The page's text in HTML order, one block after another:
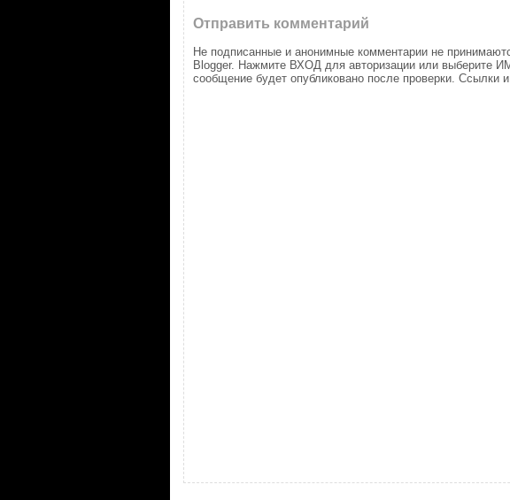
Отправить комментарий
Не подписанные и анонимные комментарии не
Blogger. Нажмите ВХОД для авторизации или выберите
сообщение будет опубликовано после проверки. Ссылки